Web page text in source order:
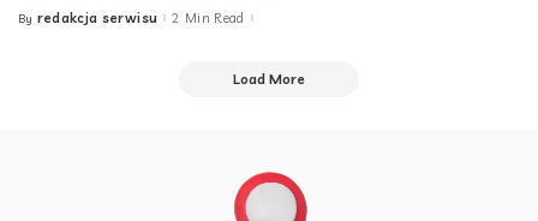
Posted
By redakcja serwisu 2 Min Read
Load More